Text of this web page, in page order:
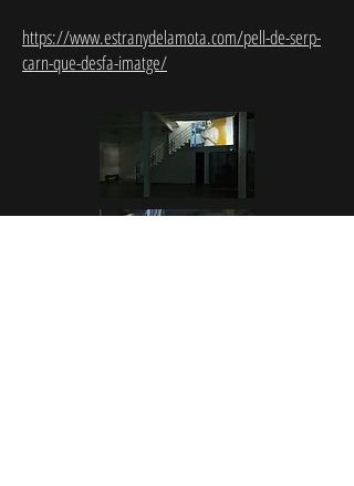
https://www.estranydelamota.com/pell-de-serp-
carn-que-desfa-imatge/